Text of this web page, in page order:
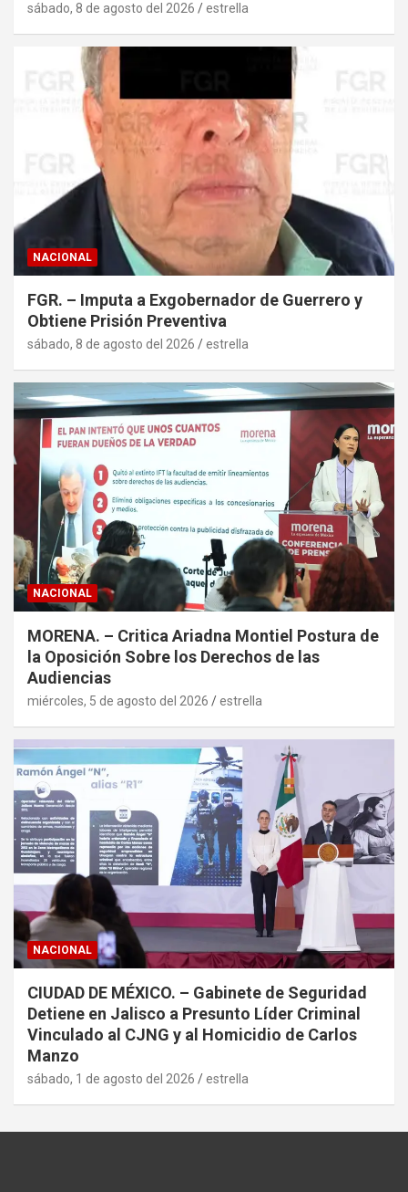
sábado, 8 de agosto del 2026 estrella
NACIONAL
FGR. – Imputa a Exgobernador de Guerrero y
Obtiene Prisión Preventiva
sábado, 8 de agosto del 2026 estrella
NACIONAL
MORENA. – Critica Ariadna Montiel Postura de
la Oposición Sobre los Derechos de las
Audiencias
miércoles, 5 de agosto del 2026 estrella
NACIONAL
CIUDAD DE MÉXICO. – Gabinete de Seguridad
Detiene en Jalisco a Presunto Líder Criminal
Vinculado al CJNG y al Homicidio de Carlos
Manzo
sábado, 1 de agosto del 2026 estrella